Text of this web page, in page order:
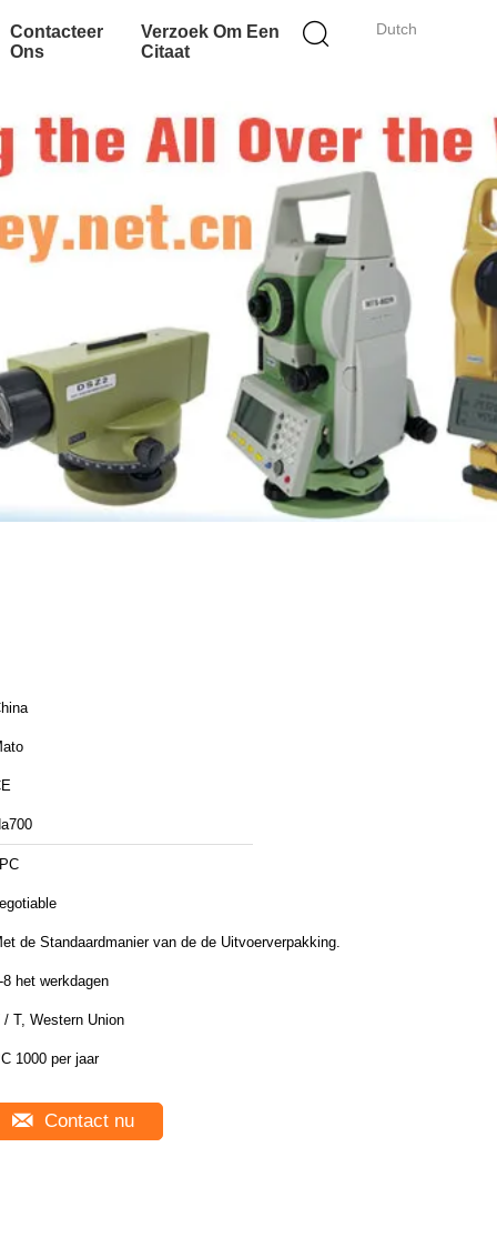
Dutch
Contacteer
Ons
Verzoek Om Een
Citaat
de Standaardmanier van de de Uitvoerverpakking.
8 het werkdagen
/ T, Western Union
1000 per jaar
Contact nu